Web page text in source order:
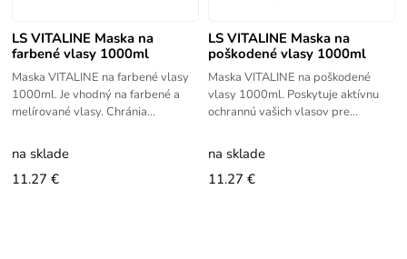
LS VITALINE Maska na
farbené vlasy 1000ml
Maska VITALINE na farbené vlasy
1000ml. Je vhodný na farbené a
melírované vlasy. Chránia
predlžujú tak ich životnosť.
Obsahujú
na sklade
11.27 €
LS VITALINE Maska na
poškodené vlasy 1000ml
Maska VITALINE na poškodené
vlasy 1000ml. Poskytuje aktívnu
ochrannú vašich vlasov pre
vlasy. Obsahuje arganový olej a
vitamín E.
na sklade
11.27 €